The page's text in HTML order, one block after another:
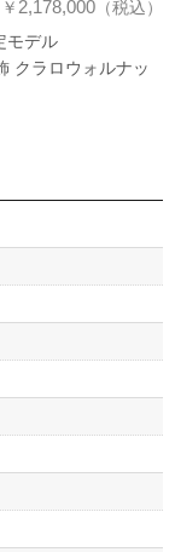
￥ 2,178,000 （税込）
モデル
クラロウォルナッ